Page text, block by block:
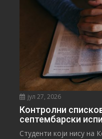
јул 27, 2026
Контролни
септембарски
Студенти који нису на